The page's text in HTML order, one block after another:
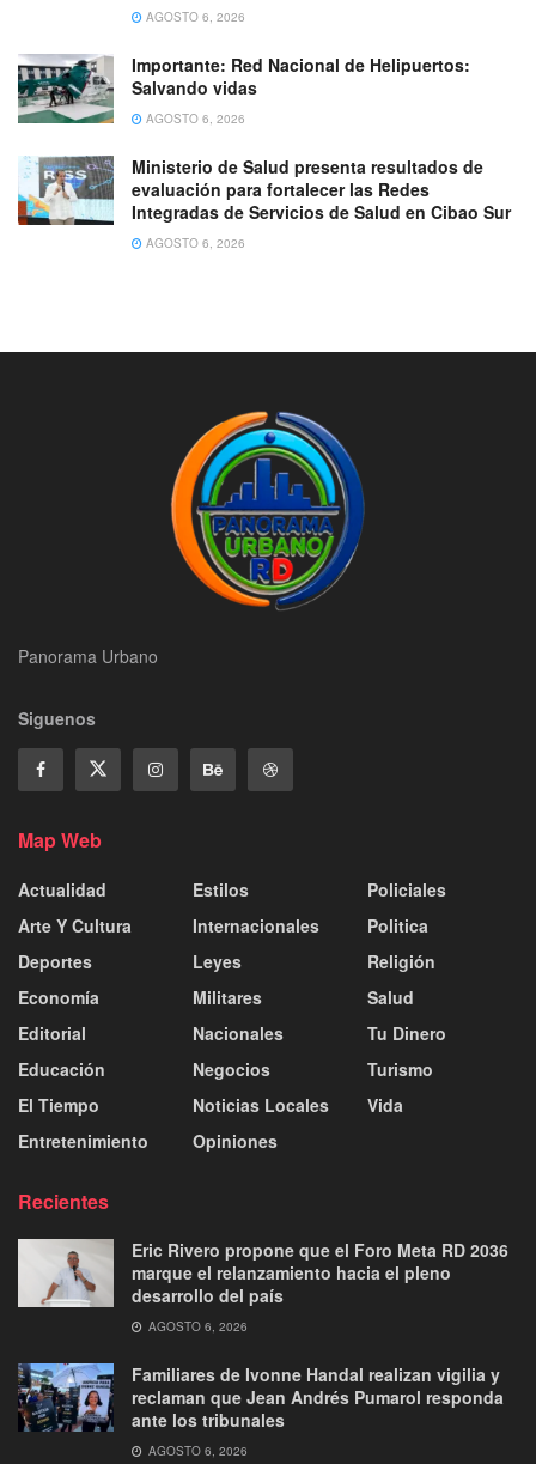
AGOSTO 6, 2026
Importante: Red Nacional de Helipuertos:
Salvando vidas
AGOSTO 6, 2026
Ministerio de Salud presenta resultados de
evaluación para fortalecer las Redes
Integradas de Servicios de Salud en Cibao Sur
AGOSTO 6, 2026
Panorama Urbano
Siguenos
Map Web
Actualidad
Arte Y Cultura
Deportes
Economía
Editorial
Educación
El Tiempo
Entretenimiento
Estilos
Internacionales
Leyes
Militares
Nacionales
Negocios
Noticias Locales
Opiniones
Policiales
Politica
Religión
Salud
Tu Dinero
Turismo
Vida
Recientes
Eric Rivero propone que el Foro Meta RD 2036
marque el relanzamiento hacia el pleno
desarrollo del país
AGOSTO 6, 2026
Familiares de Ivonne Handal realizan vigilia y
reclaman que Jean Andrés Pumarol responda
ante los tribunales
AGOSTO 6, 2026